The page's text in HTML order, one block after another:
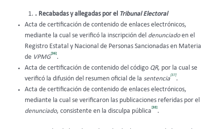
. Recabadas y allegadas por el
Tribunal Electoral
Acta de certificación de contenido de enlaces electrónicos,
mediante la cual se verificó la inscripción del denunciadoen el
Registro Estatal y Nacional de Personas Sancionadas en Materia
de VPMG
[36]
.
Acta de certificación de contenido del código QR, por la cual se
verificó la difusión del resumen oficial de la sentencia
[37]
.
Acta de certificación de contenido de enlaces electrónicos,
mediante la cual se verificaron las publicaciones referidas por el
denunciado, consistente en la disculpa pública
[38]
.